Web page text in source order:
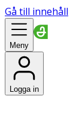
Gå till innehåll
Meny
Logga in